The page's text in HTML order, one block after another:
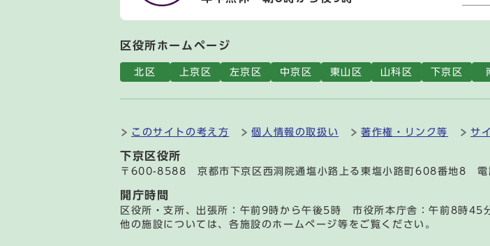
区役所ホームページ
北区 上京区 左京区 中京区 東山区 山科区 下京区
このサイトの考え方 個人情報の取扱い 著作権・リンク等 サ
下京区役所
〒600-8588 京都市下京区西洞院通塩小路上る東塩小路町608番地8 電
開庁時間
区役所・支所、出張所：午前9時から午後5時 市役所本庁舎：午前8時
他の施設については、各施設のホームページ等をご覧ください。